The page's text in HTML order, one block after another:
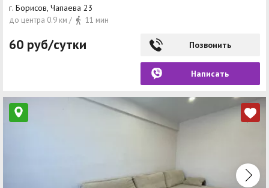
г. Борисов, Чапаева 23
до центра 0.9 км / 11 мин
60 руб/сутки Позвонить
Написать